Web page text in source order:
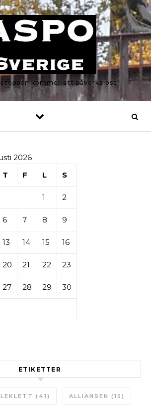
kommer att påverka oss
2026
T F L S
1 2
6 7 8 9
13 14 15 16
20 21 22 23
27 28 29 30
ETIKETTER
(41) ALLIANSEN (15)